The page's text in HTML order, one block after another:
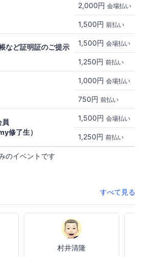
2,000円 会場払い
1,500円 前払い
など証明証のご提示
1,500円 会場払い
1,250円 前払い
1,000円 会場払い
750円 前払い
修了生）
1,500円 会場払い
1,250円 前払い
のイベントです
すべて見る
村井清隆